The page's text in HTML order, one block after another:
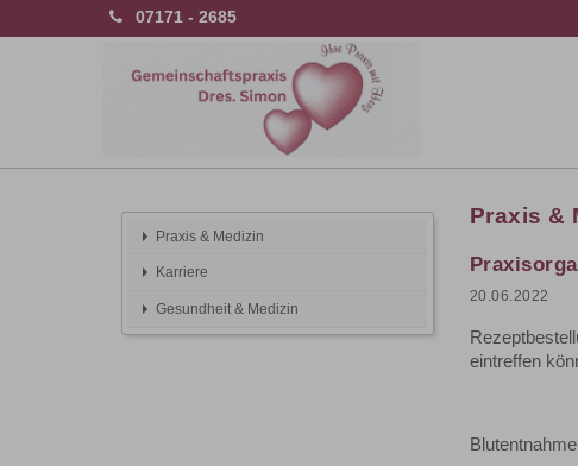
07171 - 2685
Praxis & Medizin
Karriere
Gesundheit & Medizin
Praxis &
20.06.2022
eintreffen